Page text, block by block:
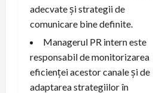
adecvate și strategii de
comunicare bine definite.
Managerul PR intern este
responsabil de monitorizarea
eficienței acestor canale și de
adaptarea strategiilor în